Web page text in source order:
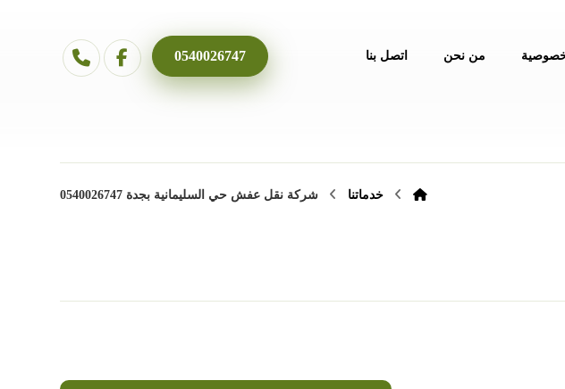
من نحن اتصل بنا 0540026747
خدماتنا شركة نقل عفش حي السليمانية بجدة 0540026747